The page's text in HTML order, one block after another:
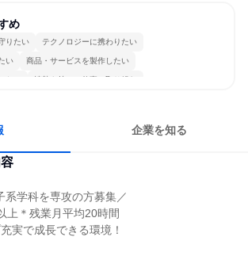
め
りたい テクノロジーに携わりたい
い 商品・サービスを製作したい
たい 情熱を持って仕事に取り組む
企業を知る
系学科を専攻の方募集／
上＊残業月平均20時間
実で成長できる環境！